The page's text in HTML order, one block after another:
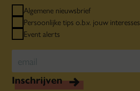
Algemene nieuwsbrief
Persoonlijke tips o.b.v. jouw interesses
Event alerts
Inschrijven